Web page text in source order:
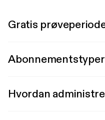
Gratis
Abonnementstyper
Hvordan